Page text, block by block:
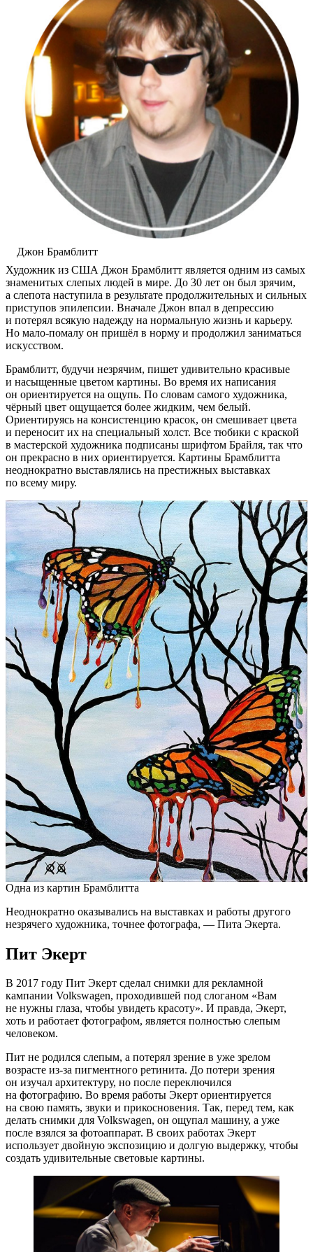
Джон Брамблитт
Художник из США Джон Брамблитт является одним из самых
знаменитых слепых людей в мире. До 30 лет он был зрячим,
а слепота наступила в результате продолжительных и сильных
приступов эпилепсии. Вначале Джон впал в депрессию
и потерял всякую надежду на нормальную жизнь и карьеру.
Но мало-помалу он пришёл в норму и продолжил заниматься
искусством.
Брамблитт, будучи незрячим, пишет удивительно красивые
и насыщенные цветом картины. Во время их написания
он ориентируется на ощупь. По словам самого художника,
чёрный цвет ощущается более жидким, чем белый.
Ориентируясь на консистенцию красок, он смешивает цвета
и переносит их на специальный холст. Все тюбики с краской
в мастерской художника подписаны шрифтом Брайля, так что
он прекрасно в них ориентируется. Картины Брамблитта
неоднократно выставлялись на престижных выставках
по всему миру.
Одна из картин Брамблитта
Неоднократно оказывались на выставках и работы другого
незрячего художника, точнее фотографа, — Пита Экерта.
Пит Экерт
В 2017 году Пит Экерт сделал снимки для рекламной
кампании Volkswagen, проходившей под слоганом «Вам
не нужны глаза, чтобы увидеть красоту». И правда, Экерт,
хоть и работает фотографом, является полностью слепым
человеком.
Пит не родился слепым, а потерял зрение в уже зрелом
возрасте из-за пигментного ретинита. До потери зрения
он изучал архитектуру, но после переключился
на фотографию. Во время работы Экерт ориентируется
на свою память, звуки и прикосновения. Так, перед тем, как
делать снимки для Volkswagen, он ощупал машину, а уже
после взялся за фотоаппарат. В своих работах Экерт
использует двойную экспозицию и долгую выдержку, чтобы
создать удивительные световые картины.